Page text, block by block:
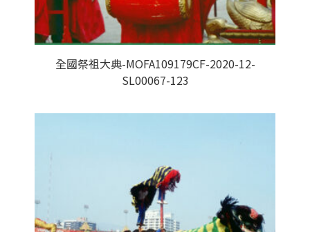
全國祭祖大典-MOFA109179CF-2020-12-
SL00067-123